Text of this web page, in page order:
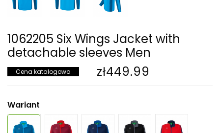
1062205 Six Wings Jacket with
detachable sleeves Men
Cena katalogowa zł449.99
Wariant